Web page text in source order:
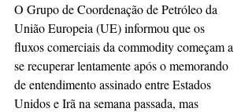
O Grupo de Coordenação de Petróleo da
União Europeia (UE) informou que os
fluxos comerciais da commodity começam a
se recuperar lentamente após o memorando
de entendimento assinado entre Estados
Unidos e Irã na semana passada, mas